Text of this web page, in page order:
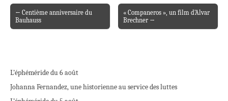
Post navigation
← Centième anniversaire du
Bauhauss
« Companeros », un film d’Alvar
Brechner →
L’éphéméride du 6 août
Johanna Fernandez, une historienne au service des luttes